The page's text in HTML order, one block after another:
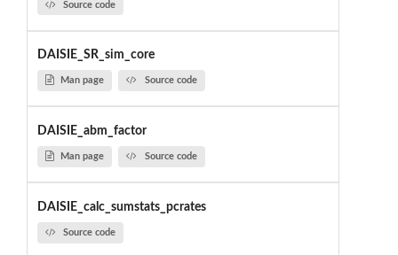
Source code
DAISIE_SR_sim_core
Man page Source code
DAISIE_abm_factor
Man page Source code
DAISIE_calc_sumstats_pcrates
Source code